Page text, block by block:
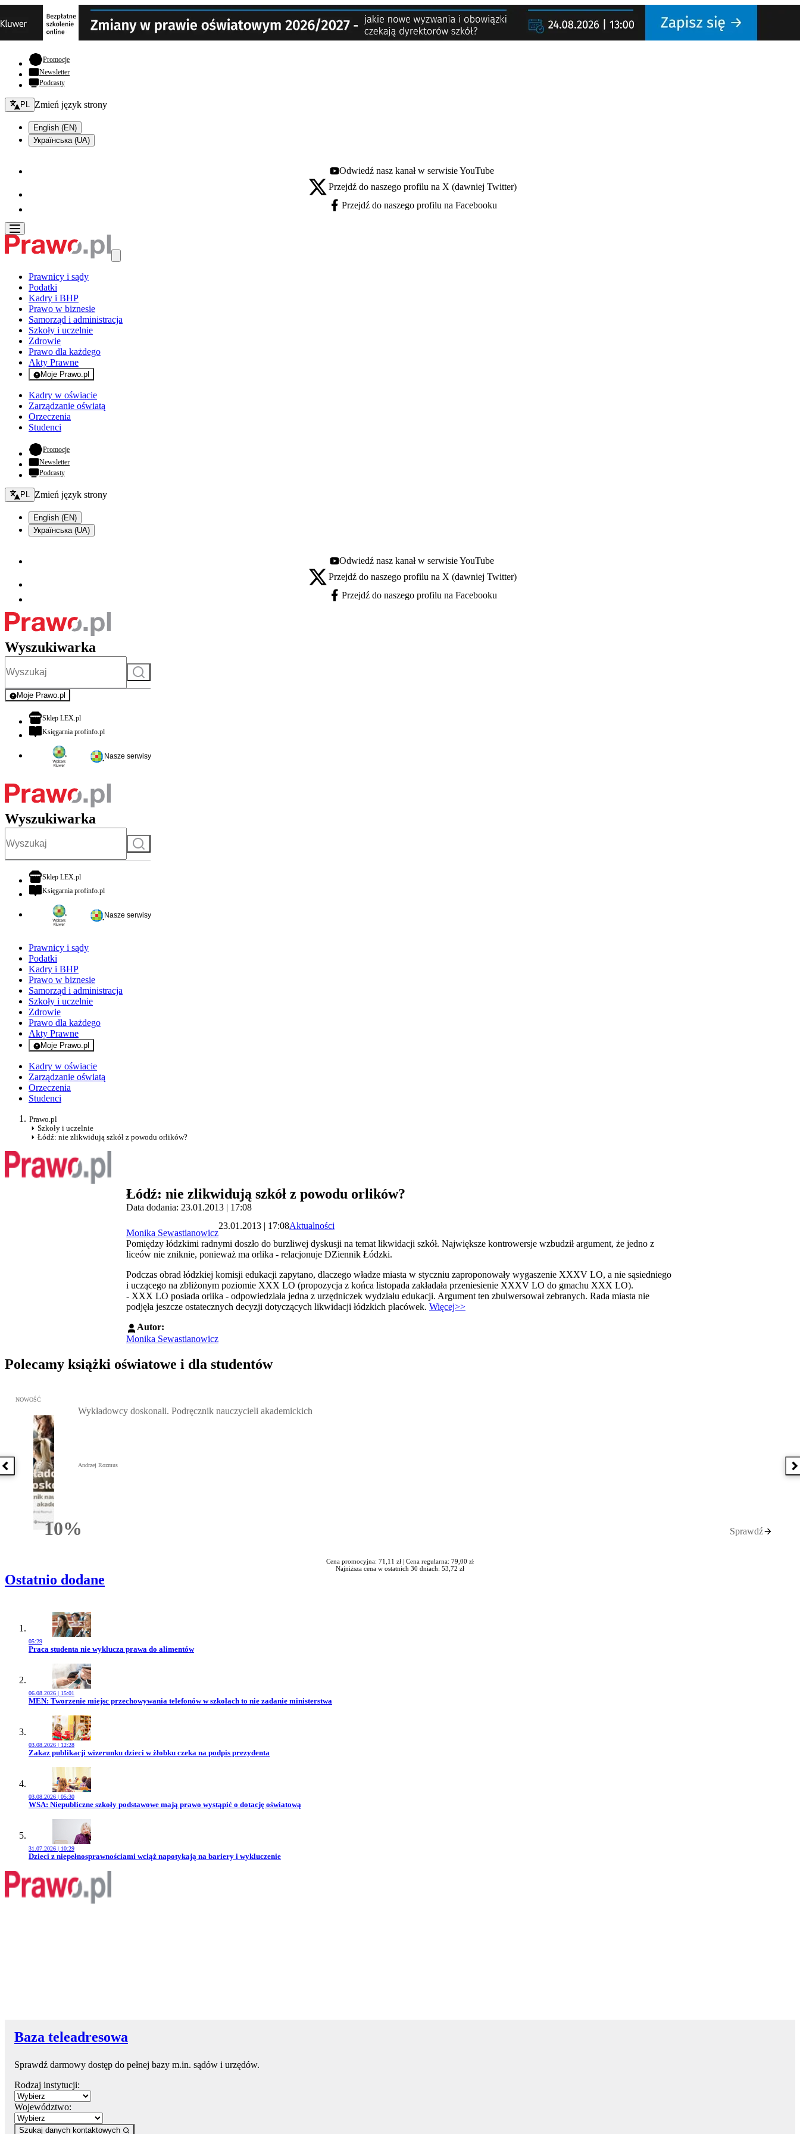
Promocje- otwiera się w nowej karcie
Newsletter
Podcasty
Zmień język - bieżący:
PL Zmień język strony
English (EN)
Українська (UA)
Youtube - otwiera się w nowej karcie
Odwiedź nasz kanał w serwisie YouTube
X - otwiera się w nowej karcie
Przejdź do naszego profilu na X (dawniej Twitter)
Facebook - otwiera się w nowej karcie
Przejdź do naszego profilu na Facebooku
Prawnicy i sądy
Podatki
Kadry i BHP
Prawo w biznesie
Samorząd i administracja
Szkoły i uczelnie
Zdrowie
Prawo dla każdego
Akty Prawne
Moje Prawo.pl
- rejestracja i logowanie do serwisu
Kadry w oświacie
Zarządzanie oświatą
Orzeczenia
Studenci
Promocje- otwiera się w nowej karcie
Newsletter
Podcasty
Zmień język - bieżący:
PL Zmień język strony
English (EN)
Українська (UA)
Youtube - otwiera się w nowej karcie
Odwiedź nasz kanał w serwisie YouTube
X - otwiera się w nowej karcie
Przejdź do naszego profilu na X (dawniej Twitter)
Facebook - otwiera się w nowej karcie
Przejdź do naszego profilu na Facebooku
Wyszukiwarka
Szukaj
Moje Prawo.pl
- rejestracja i logowanie do serwisu
Sklep LEX.plotwiera się w nowej karcie
Księgarnia profinfo.plotwiera się w nowej karcie
Nasze serwisy
Wyszukiwarka
Szukaj
Sklep LEX.plotwiera się w nowej karcie
Księgarnia profinfo.plotwiera się w nowej karcie
Nasze serwisy
Prawnicy i sądy
Podatki
Kadry i BHP
Prawo w biznesie
Samorząd i administracja
Szkoły i uczelnie
Zdrowie
Prawo dla każdego
Akty Prawne
Moje Prawo.pl
- rejestracja i logowanie do serwisu
Kadry w oświacie
Zarządzanie oświatą
Orzeczenia
Studenci
Prawo.pl
Szkoły i uczelnie
Łódź: nie zlikwidują szkół z powodu orlików?
Łódź: nie zlikwidują szkół z powodu orlików?
Data dodania: 23.01.2013 | 17:08
Monika Sewastianowicz
23.01.2013 | 17:08Aktualności
Pomiędzy łódzkimi radnymi doszło do burzliwej dyskusji na temat likwidacji szkół. Największe kontrowersje wzbudził argument, że jedno z
liceów nie zniknie, ponieważ ma orlika - relacjonuje DZiennik Łódzki.
Podczas obrad łódzkiej komisji edukacji zapytano, dlaczego władze miasta w styczniu zaproponowały wygaszenie XXXV LO, a nie sąsiedniego
i uczącego na zbliżonym poziomie XXX LO (propozycja z końca listopada zakładała przeniesienie XXXV LO do gmachu XXX LO).
- XXX LO posiada orlika - odpowiedziała jedna z urzędniczek wydziału edukacji. Argument ten zbulwersował zebranych. Rada miasta nie
podjęła jeszcze ostatecznych decyzji dotyczących likwidacji łódzkich placówek. Więcej>>
Autor:
Monika Sewastianowicz
Polecamy książki oświatowe i dla studentów
Poprzednia książka
Przejdź do: Wykładowcy doskonali. Podręcznik nauczycieli akademickich, Andrzej Rozmus - otwiera się w nowym oknie
NOWOŚĆ
10%Rabatu
Wykładowcy doskonali. Podręcznik nauczycieli akademickich
Andrzej Rozmus
Sprawdź
Cena promocyjna: 71,11 zł | Cena regularna: 79,00 zł
Najniższa cena w ostatnich 30 dniach: 53,72 zł
Ostatnio dodane
05:29
Przejdź do artykułu:
Praca studenta nie wyklucza prawa do alimentów
06.08.2026 | 15:01
Przejdź do artykułu:
MEN: Tworzenie miejsc przechowywania telefonów w szkołach to nie zadanie ministerstwa
03.08.2026 | 12:28
Przejdź do artykułu:
Zakaz publikacji wizerunku dzieci w żłobku czeka na podpis prezydenta
03.08.2026 | 05:30
Przejdź do artykułu:
WSA: Niepubliczne szkoły podstawowe mają prawo wystąpić o dotację oświatową
31.07.2026 | 10:29
Przejdź do artykułu:
Dzieci z niepełnosprawnościami wciąż napotykają na bariery i wykluczenie
Baza teleadresowa
Sprawdź darmowy dostęp do pełnej bazy m.in. sądów i urzędów.
Rodzaj instytucji:
Województwo:
Szukaj danych kontaktowych